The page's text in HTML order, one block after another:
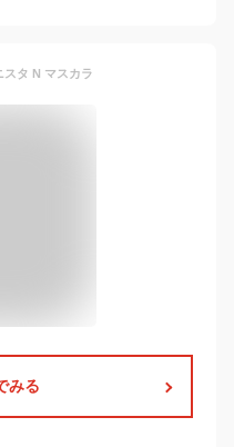
スタ N マスカラ
みる